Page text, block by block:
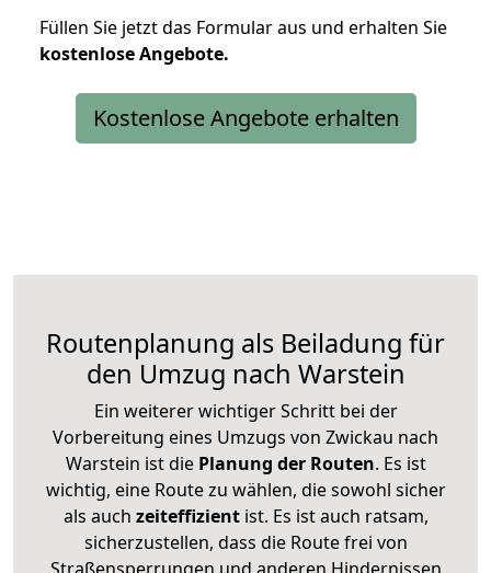
Füllen Sie jetzt das Formular aus und erhalten Sie
kostenloseAngebote.
Kostenlose Angebote erhalten
Routenplanung als Beiladung für
den Umzug nach Warstein
Ein weiterer wichtiger Schritt bei der
Vorbereitung eines Umzugs von Zwickau nach
Warstein ist diePlanung der Routen. Es ist
wichtig, eine Route zu wählen, die sowohl sicher
als auch zeiteffizientist. Es ist auch ratsam,
sicherzustellen, dass die Route frei von